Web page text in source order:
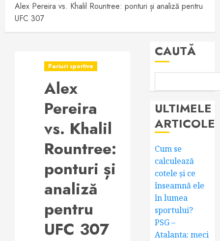
Alex Pereira vs. Khalil Rountree: ponturi și analiză pentru
UFC 307
Pariuri sportive
Alex
Pereira
vs. Khalil
Rountree:
ponturi și
analiză
pentru
UFC 307
CAUTĂ
ULTIMELE
ARTICOLE
Cum se
calculează
cotele și ce
înseamnă ele
în lumea
sportului?
PSG –
Atalanta: meci